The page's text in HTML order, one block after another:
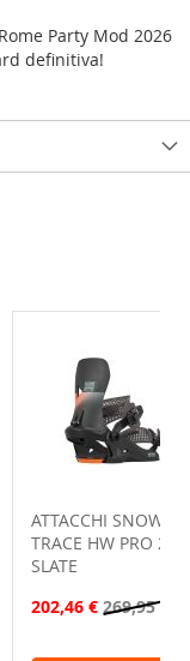
Party Mod 2026
definitiva!
ATTACCHI
TRACE HW PRO
SLATE
202,46 € 269,95 €